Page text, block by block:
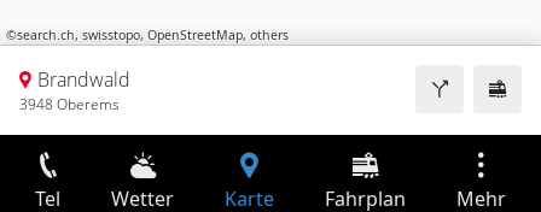
©search.ch, swisstopo, OpenStreetMap, others
Brandwald
3948 Oberems
Tel Wetter Karte Fahrplan Mehr